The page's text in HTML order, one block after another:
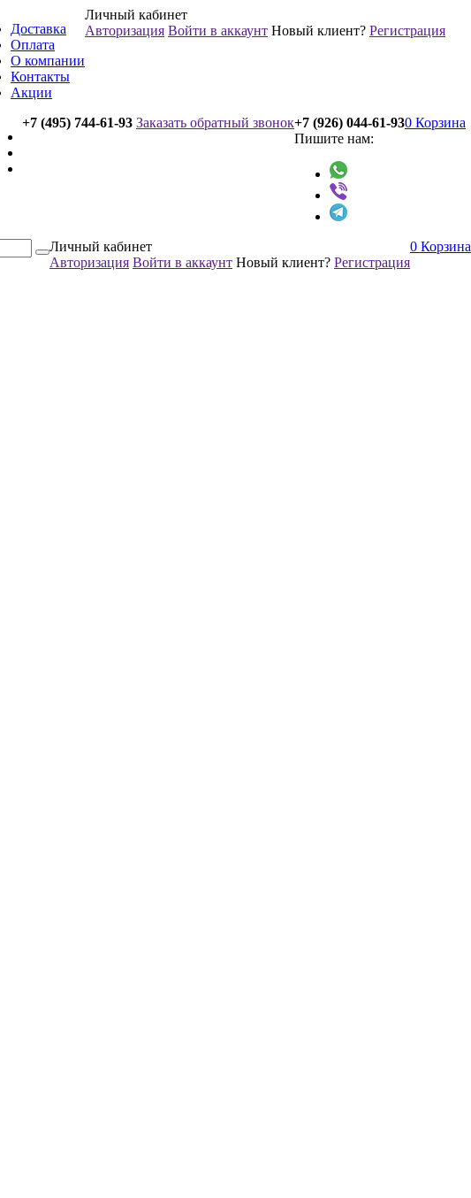
Доставка
Оплата
О компании
Контакты
Акции
Личный кабинет
Авторизация Войти в аккаунт Новый клиент? Регистрация
+7 (495) 744-61-93 Заказать обратный звонок+7 (926) 044-61-93
Пишите нам:
0 Корзина
Личный кабинет
Авторизация Войти в аккаунт Новый клиент? Регистрация
0 Корзина